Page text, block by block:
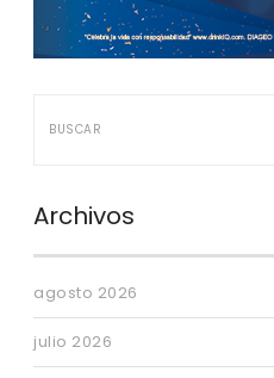
Archivos
agosto 2026
julio 2026